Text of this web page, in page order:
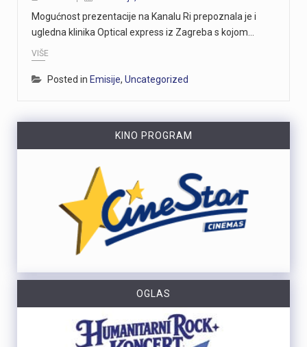
Mogućnost prezentacije na Kanalu Ri prepoznala je i
ugledna klinika Optical express iz Zagreba s kojom…
VIŠE
Posted in Emisije, Uncategorized
KINO PROGRAM
OGLAS